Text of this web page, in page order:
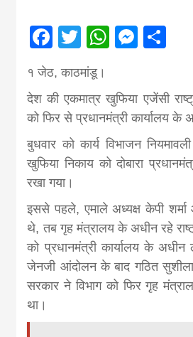
news,
Facebook
Twitter
१ जेठ, काठमांडू।
देश की एकमात्र खुफिया एजेंसी
को फिर से प्रधानमंत्री कार्यालय के
बुधवार को कार्य विभाजन
खुफिया निकाय को दोबारा
रखा गया।
इससे पहले, एमाले अध्यक्षकेपी
थे, तब गृह मंत्रालय के अधीन रहे
को प्रधानमंत्री कार्यालय के अधीन
जेनजी आंदोलन के बाद गठित
सरकार ने विभाग को फिर गृह
था।